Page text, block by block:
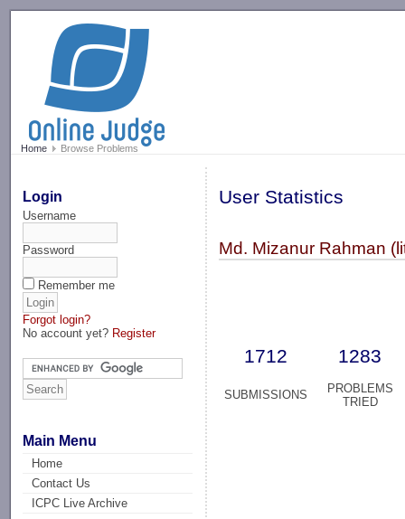
Home Browse Problems
Login
Username
Password
Remember me
Forgot login?
No account yet? Register
Main Menu
Home
Contact Us
ICPC Live Archive
User Statistics
Md. Mizanur Rahman
1712 1283
SUBMISSIONS
PROBLEMS
TRIED